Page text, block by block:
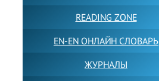
READING ZONE
EN-EN ОНЛАЙН СЛОВАРЬ
ЖУРНАЛЫ